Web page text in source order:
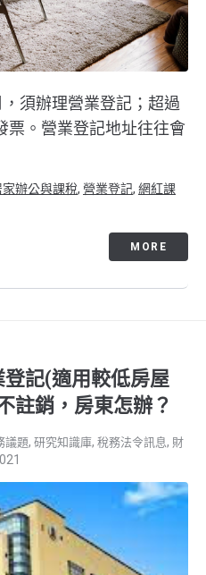
須辦理營業登記；超過
票。營業登記地址往往會
家辦公與課稅, 營業登記, 網紅課
MORE
記(適用較低房屋
註銷，房東怎辦？
議題, 研究知識庫, 稅務法令訊息, 財